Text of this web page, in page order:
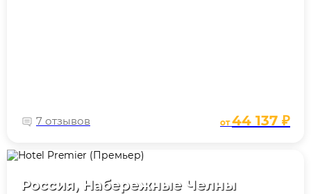
7 отзывов от44 137 ₽
Россия, Набережные Челны